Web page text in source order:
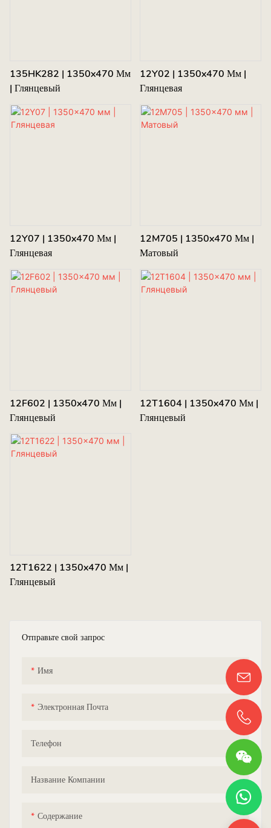
Отправьте свой запрос
Имя
Электронная Почта
Телефон
Название Компании
Содержание
135HK282 | 1350x470 Мм
| Глянцевый
12Y02 | 1350x470 Мм |
Глянцевая
12Y07 | 1350x470 Мм |
Глянцевая
12M705 | 1350x470 Мм |
Матовый
12F602 | 1350x470 Мм |
Глянцевый
12T1604 | 1350x470 Мм |
Глянцевый
12T1622 | 1350x470 Мм |
Глянцевый